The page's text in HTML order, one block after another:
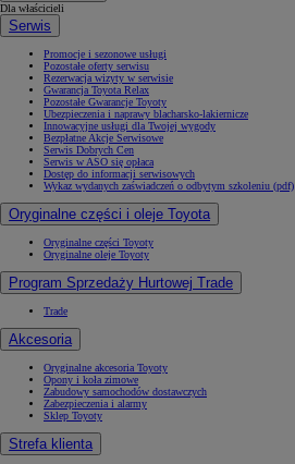
Dla właścicieli
Serwis
Promocje i sezonowe usługi
Pozostałe oferty serwisu
Rezerwacja wizyty w serwisie
Gwarancja Toyota Relax
Pozostałe Gwarancje Toyoty
Ubezpieczenia i naprawy blacharsko-lakiernicze
Innowacyjne usługi dla Twojej wygody
Bezpłatne Akcje Serwisowe
Serwis Dobrych Cen
Serwis w ASO się opłaca
Dostęp do informacji serwisowych
Wykaz wydanych zaświadczeń o odbytym szkoleniu (pdf)
Oryginalne części i oleje Toyota
Oryginalne części Toyoty
Oryginalne oleje Toyoty
Program Sprzedaży Hurtowej Trade
Trade
Akcesoria
Oryginalne akcesoria Toyoty
Opony i koła zimowe
Zabudowy samochodów dostawczych
Zabezpieczenia i alarmy
Sklep Toyoty
Strefa klienta